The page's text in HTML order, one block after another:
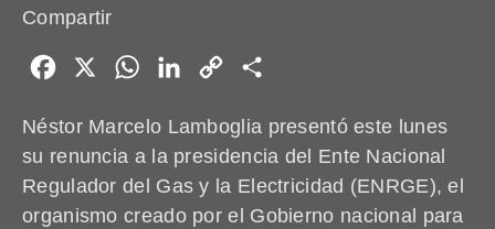
Compartir
Facebook WhatsAppLinkedIn
Copy
Néstor Marcelo Lamboglia presentó este lunes
su renuncia a la presidencia del Ente Nacional
Regulador del Gas y la Electricidad (ENRGE), el
organismo creado por el Gobierno nacional para